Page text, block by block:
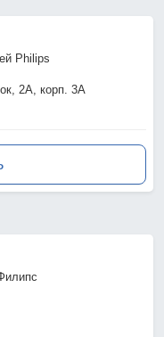
Philips
2А, корп. 3А